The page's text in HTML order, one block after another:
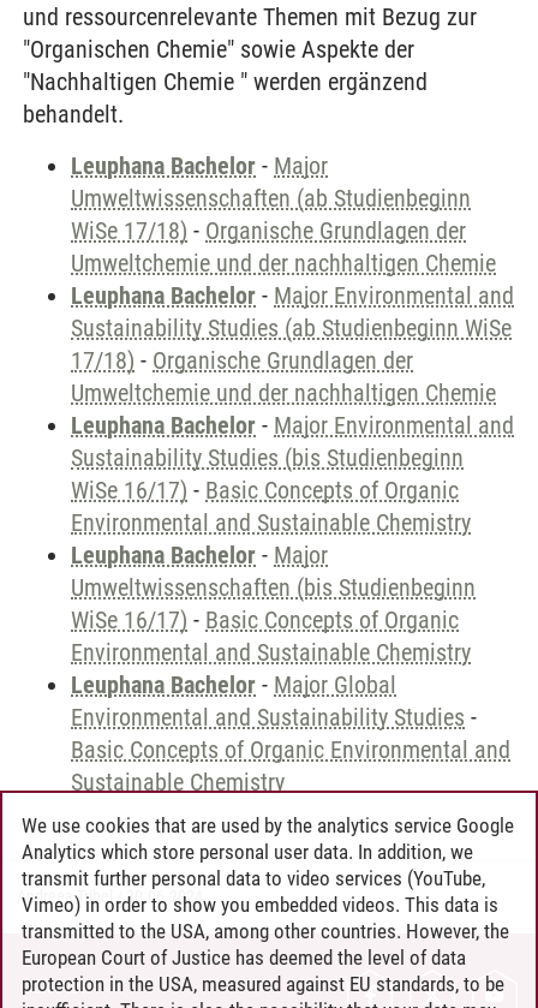
und ressourcenrelevante Themen mit Bezug zur
"Organischen Chemie" sowie Aspekte der
"Nachhaltigen Chemie " werden ergänzend
behandelt.
Leuphana Bachelor - Major
Umweltwissenschaften (ab Studienbeginn
WiSe 17/18) - Organische Grundlagen der
Umweltchemie und der nachhaltigen Chemie
Leuphana Bachelor - Major Environmental and
Sustainability Studies (ab Studienbeginn WiSe
17/18) - Organische Grundlagen der
Umweltchemie und der nachhaltigen Chemie
Leuphana Bachelor - Major Environmental and
Sustainability Studies (bis Studienbeginn
WiSe 16/17) - Basic Concepts of Organic
Environmental and Sustainable Chemistry
Leuphana Bachelor - Major
Umweltwissenschaften (bis Studienbeginn
WiSe 16/17) - Basic Concepts of Organic
Environmental and Sustainable Chemistry
Leuphana Bachelor - Major Global
Environmental and Sustainability Studies -
Basic Concepts of Organic Environmental and
Sustainable Chemistry
Andreea Tribel 30.06.2024
CONTACT
We use cookies that are used by the analytics service Google
Analytics which store personal user data. In addition, we
transmit further personal data to video services (YouTube,
Vimeo) in order to show you embedded videos. This data is
transmitted to the USA, among other countries. However, the
European Court of Justice has deemed the level of data
protection in the USA, measured against EU standards, to be